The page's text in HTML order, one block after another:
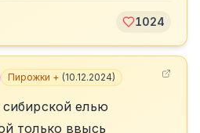
1024
Пирожки + (10.12.2024)
елью
только ввысь